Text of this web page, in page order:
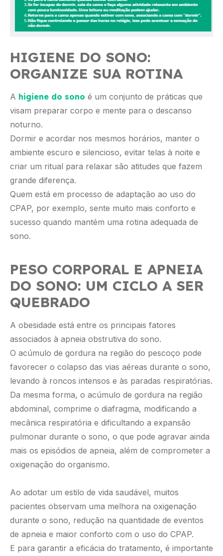
HIGIENE DO SONO:
ORGANIZE SUA ROTINA
A higiene do sono é um conjunto de práticas que
visam preparar corpo e mente para o descanso
noturno.
Dormir e acordar nos mesmos horários, manter o
ambiente escuro e silencioso, evitar telas à noite e
criar um ritual para relaxar são atitudes que fazem
grande diferença.
Quem está em processo de adaptação ao uso do
CPAP, por exemplo, sente muito mais conforto e
sucesso quando mantém uma rotina adequada de
sono.
PESO CORPORAL E APNEIA
DO SONO: UM CICLO A SER
QUEBRADO
A obesidade está entre os principais fatores
associados à apneia obstrutiva do sono.
O acúmulo de gordura na região do pescoço pode
favorecer o colapso das vias aéreas durante o sono,
levando à roncos intensos e às paradas respiratórias.
Da mesma forma, o acúmulo de gordura na região
abdominal, comprime o diafragma, modificando a
mecânica respiratória e dificultando a expansão
pulmonar durante o sono, o que pode agravar ainda
mais os episódios de apneia, além de comprometer a
oxigenação do organismo.
Ao adotar um estilo de vida saudável, muitos
pacientes observam uma melhora na oxigenação
durante o sono, redução na quantidade de eventos
de apneia e maior conforto com o uso do CPAP.
E para garantir a eficácia do tratamento, é importante